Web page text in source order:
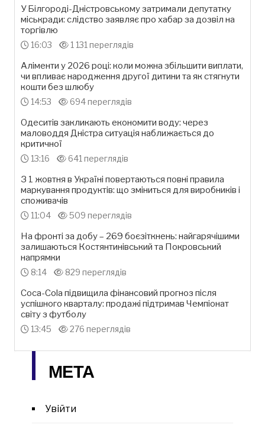
У Білгороді-Дністровському затримали депутатку
міськради: слідство заявляє про хабар за дозвіл на
торгівлю
16:03 1 131 переглядів
Аліменти у 2026 році: коли можна збільшити виплати,
чи впливає народження другої дитини та як стягнути
кошти без шлюбу
14:53 694 переглядів
Одеситів закликають економити воду: через
маловоддя Дністра ситуація наближається до
критичної
13:16 641 переглядів
З 1 жовтня в Україні повертаються повні правила
маркування продуктів: що зміниться для виробників і
споживачів
11:04 509 переглядів
На фронті за добу – 269 боєзіткнень: найгарячішими
залишаються Костянтинівський та Покровський
напрямки
8:14 829 переглядів
Coca-Cola підвищила фінансовий прогноз після
успішного кварталу: продажі підтримав Чемпіонат
світу з футболу
13:45 276 переглядів
МЕТА
Увійти